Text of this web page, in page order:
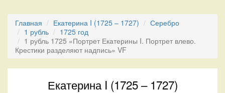
Главная Екатерина I (1725 – 1727)
Серебро
1 рубль
1725 год
1 рубль 1725 «Портрет Екатерины I. Портрет влево.
Крестики разделяют надпись» VF
Екатерина I (1725 – 1727)